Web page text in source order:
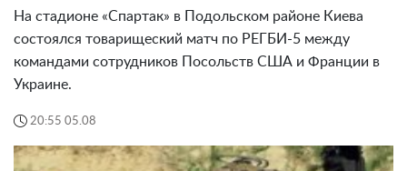
На стадионе «Спартак» в Подольском районе Киева
состоялся товарищеский матч по РЕГБИ-5 между
командами сотрудников Посольств США и Франции в
Украине.
20:55 05.08